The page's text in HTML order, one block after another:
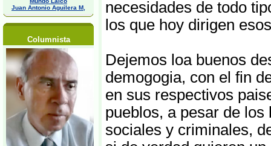
Juan Antonio Aguilera M,
Columnista
necesidades de todo
los que hoy dirigen
Dejemos loa buenos
demogogia, con el fin
en sus respectivos
pueblos, a pesar de
sociales y criminales,